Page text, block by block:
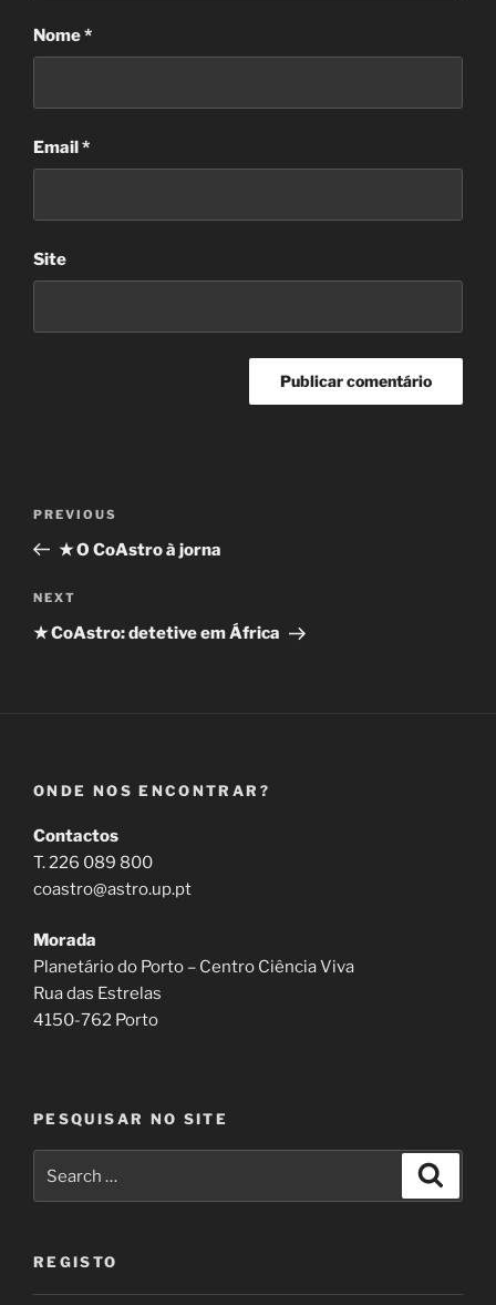
Nome*
Email*
Site
Navegação
artigos
Previous
Post
PREVIOUS
★ O CoAstro à jorna
Next
Post
NEXT
★ CoAstro: detetive em África
ONDE NOS ENCONTRAR?
Contactos
T. 226 089 800
coastro@astro.up.pt
Morada
Planetário do Porto – Centro Ciência Viva
Rua das Estrelas
4150-762 Porto
PESQUISAR NO SITE
REGISTO